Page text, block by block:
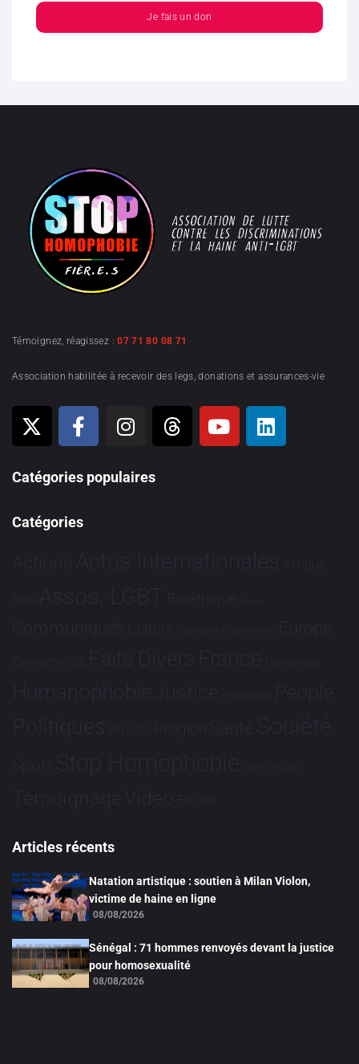
Je fais un don
Témoignez, réagissez :07 71 80 08 71
Association habilitée à recevoir des legs, donations et assurances-vie
Catégories populaires
Catégories
Actions Actus Internationales Afrique
Asie Assos. LGBT Bioéthique Brève
Communiqués Culture Dialogues France-Brésil Europe
Evénements Faits Divers France Hommage
HumanophobieJustice Partenariat People
Politiques Projets Religion Santé Société
Sport Stop Homophobie Tech Tribune
TémoignageVidéo Études
Articles récents
Natation artistique : soutien à Milan Violon,
victime de haine en ligne
08/08/2026
Sénégal : 71 hommes renvoyés devant la justice
pour homosexualité
08/08/2026